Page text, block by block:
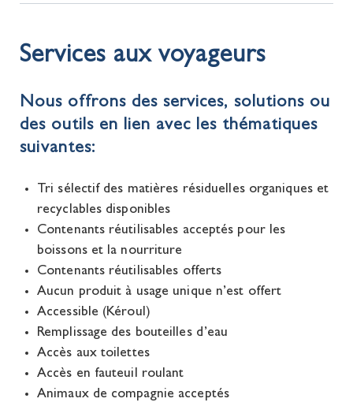
Services aux voyageurs
Nous offrons des services, solutions ou
des outils en lien avec les thématiques
suivantes:
Tri sélectif des matières résiduelles organiques et
recyclables disponibles
Contenants réutilisables acceptés pour les
boissons et la nourriture
Contenants réutilisables offerts
Aucun produit à usage unique n’est offert
Accessible (Kéroul)
Remplissage des bouteilles d’eau
Accès aux toilettes
Accès en fauteuil roulant
Animaux de compagnie acceptés